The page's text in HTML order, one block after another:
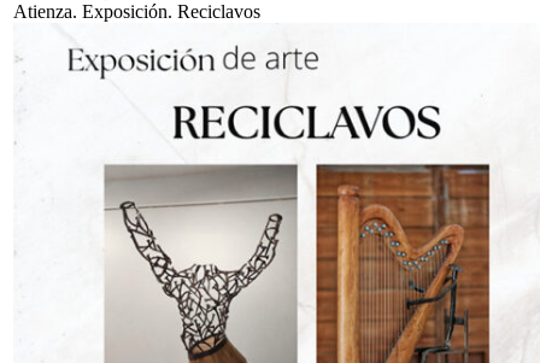
Atienza. Exposición. Reciclavos